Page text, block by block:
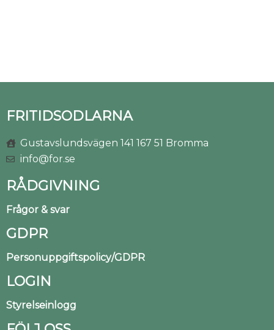
FRITIDSODLARNA
Gustavslundsvägen 141 167 51 Bromma
info@for.se
RÅDGIVNING
Frågor & svar
GDPR
Personuppgiftspolicy/GDPR
LOGIN
Styrelseinlogg